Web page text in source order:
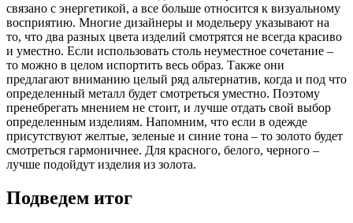
связано с энергетикой, а все больше относится к визуальному
восприятию. Многие дизайнеры и модельеру указывают на
то, что два разных цвета изделий смотрятся не всегда красиво
и уместно. Если использовать столь неуместное сочетание –
то можно в целом испортить весь образ. Также они
предлагают вниманию целый ряд альтернатив, когда и под что
определенный металл будет смотреться уместно. Поэтому
пренебрегать мнением не стоит, и лучше отдать свой выбор
определенным изделиям. Напомним, что если в одежде
присутствуют желтые, зеленые и синие тона – то золото будет
смотреться гармоничнее. Для красного, белого, черного –
лучше подойдут изделия из золота.
Подведем итог